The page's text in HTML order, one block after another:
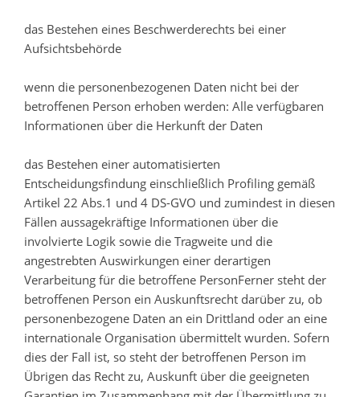
das Bestehen eines Beschwerderechts bei einer
Aufsichtsbehörde
wenn die personenbezogenen Daten nicht bei der
betroffenen Person erhoben werden: Alle verfügbaren
Informationen über die Herkunft der Daten
das Bestehen einer automatisierten
Entscheidungsfindung einschließlich Profiling gemäß
Artikel 22 Abs.1 und 4 DS-GVO und zumindest in diesen
Fällen aussagekräftige Informationen über die
involvierte Logik sowie die Tragweite und die
angestrebten Auswirkungen einer derartigen
Verarbeitung für die betroffene PersonFerner steht der
betroffenen Person ein Auskunftsrecht darüber zu, ob
personenbezogene Daten an ein Drittland oder an eine
internationale Organisation übermittelt wurden. Sofern
dies der Fall ist, so steht der betroffenen Person im
Übrigen das Recht zu, Auskunft über die geeigneten